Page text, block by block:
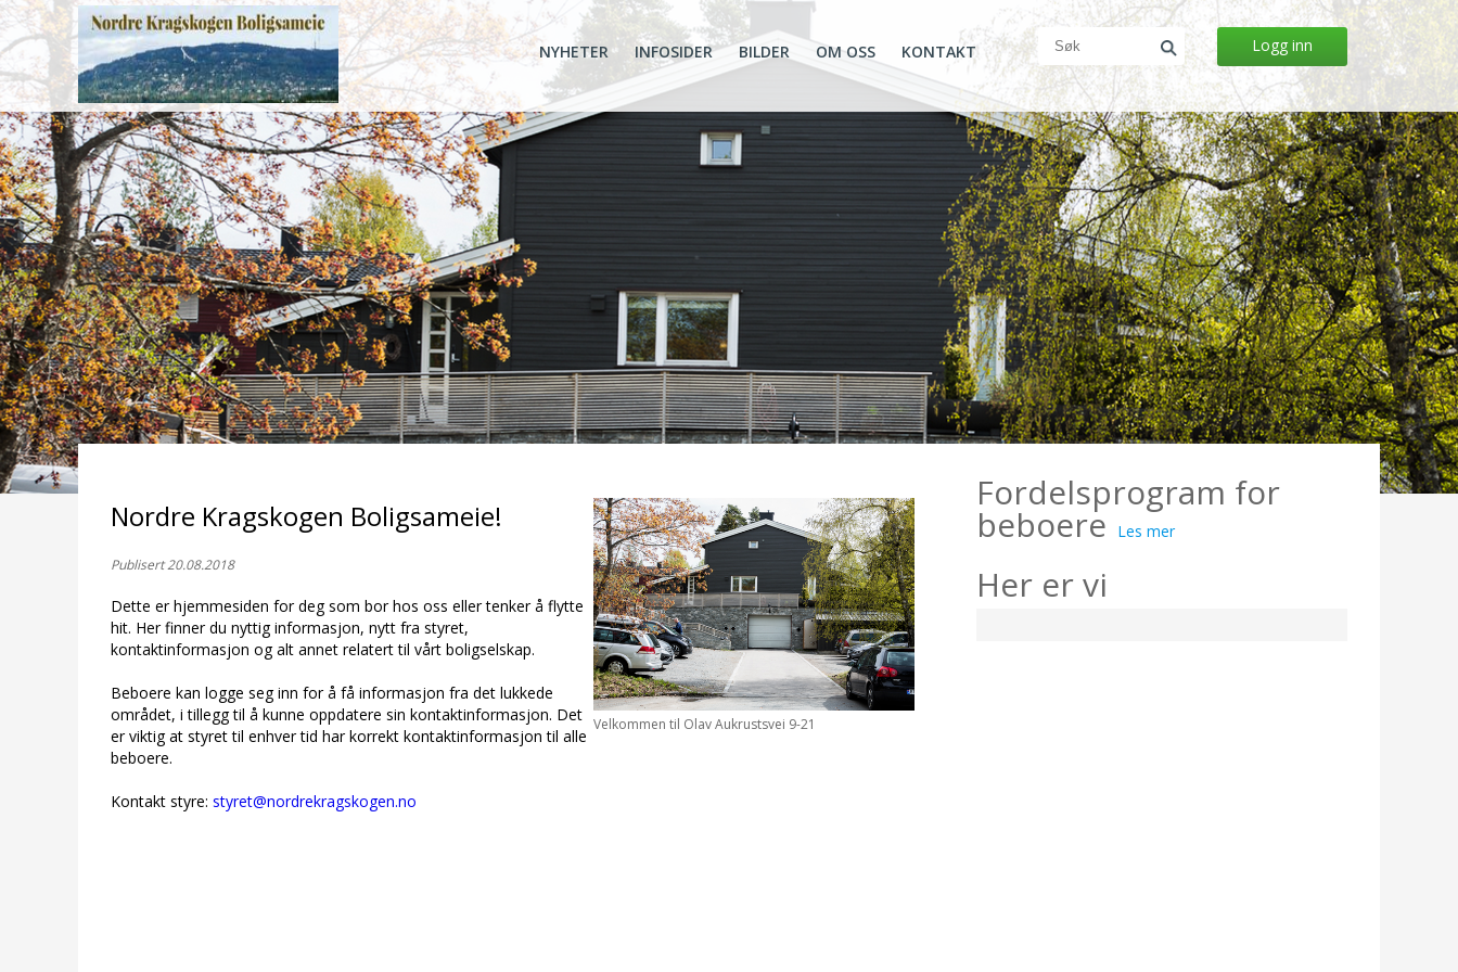
Logg inn
KONTAKT
OM OSS
BILDER
INFOSIDER
NYHETER
Velkommen til Olav Aukrustsvei 9-21
Nordre Kragskogen Boligsameie!
Publisert 20.08.2018
Dette er hjemmesiden for deg som bor hos oss eller tenker å flytte
hit. Her finner du nyttig informasjon, nytt fra styret,
kontaktinformasjon og alt annet relatert til vårt boligselskap.
Beboere kan logge seg inn for å få informasjon fra det lukkede
området, i tillegg til å kunne oppdatere sin kontaktinformasjon. Det
er viktig at styret til enhver tid har korrekt kontaktinformasjon til alle
beboere.
Kontakt styre: styret@nordrekragskogen.no
Fordelsprogram for
beboere Les mer
Her er vi